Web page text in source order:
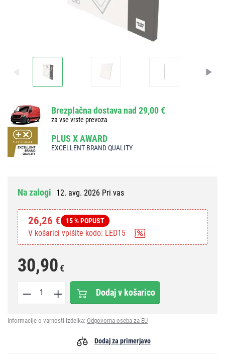
Brezplačna dostava nad 29,00 €
za vse vrste prevoza
PLUS X AWARD
EXCELLENT BRAND QUALITY
Na zalogi 12. avg. 2026 Pri vas
26,26 € 15 % POPUST
V košarici vpišite kodo: LED15
30,90€
Dodaj v košarico
Informacije o varnosti izdelka: Odgovorna oseba za EU
Dodaj za primerjavo